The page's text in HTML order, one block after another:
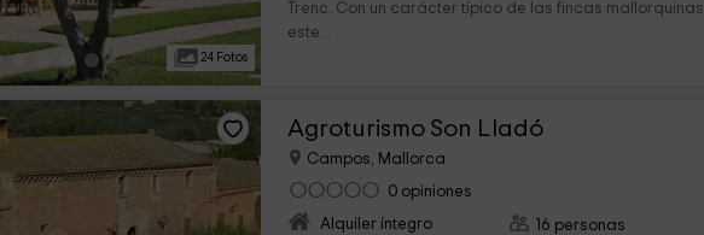
24 Fotos
Trenc. Con un carácter típico de las fincas mallorquinas
este...
Agroturismo Son Lladó
Campos, Mallorca
0 opiniones
Alquiler íntegro
16 personas